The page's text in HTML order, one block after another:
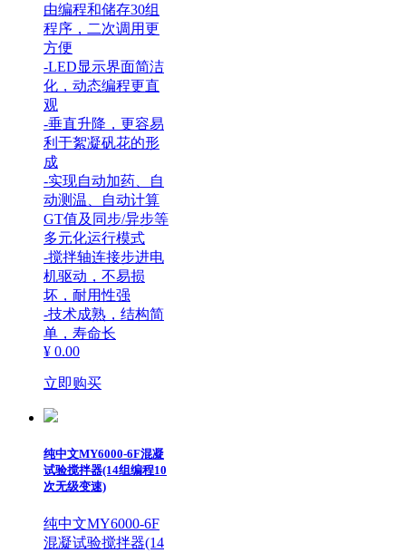
由编程和储存30组
程序，二次调用更
方便
-LED显示界面简洁
化，动态编程更直
观
-垂直升降，更容易
利于絮凝矾花的形
成
-实现自动加药、自
动测温、自动计算
GT值及同步/异步等
多元化运行模式
-搅拌轴连接步进电
机驱动，不易损
坏，耐用性强
-技术成熟，结构简
单，寿命长
¥ 0.00
立即购买
纯中文MY6000-6F混凝
试验搅拌器(14组编程10
次无级变速)
纯中文MY6000-6F
混凝试验搅拌器(14